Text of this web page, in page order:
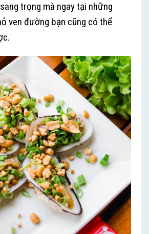
trọng mà ngay tại những
ven đường bạn cũng có thể